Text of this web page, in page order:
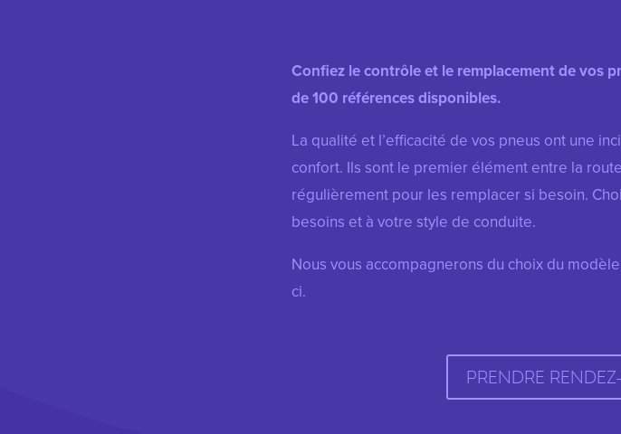
Confiez le contrôle et le remplacement de vos
de 100 références disponibles.
La qualité et l’efficacité de vos pneus ont une
confort. Ils sont le premier élément entre la
régulièrement pour les remplacer si besoin.
besoins et à votre style de conduite.
Nous vous accompagnerons du choix du
ci.
PRENDRE